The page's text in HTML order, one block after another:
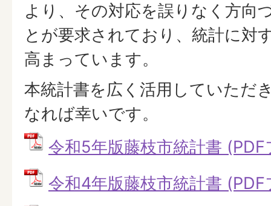
より、その対応を誤りなく方向
とが要求されており、統計に対
高まっています。
本統計書を広く活用していただ
なれば幸いです。
令和5年版藤枝市統計書
令和4年版藤枝市統計書